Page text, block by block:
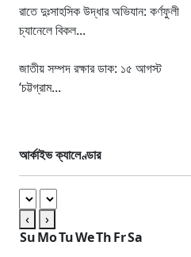
রাতে দুঃসাহসিক উদ্ধার অভিযান: কর্ণফুলী
চ্যানেলে বিকল...
জাতীয় সম্পদ রক্ষার ডাক: ১৫ আগস্ট
‘চট্টগ্রাম...
আর্কাইভ ক্যালেণ্ডার
‹
›
SuMoTuWeThFrSa